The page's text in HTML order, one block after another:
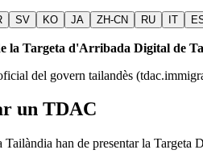
SV KO JA ZH-CN RU IT
la Targeta d'Arribada Digital de
del govern tailandès
un TDAC
Tailàndia han de presentar la